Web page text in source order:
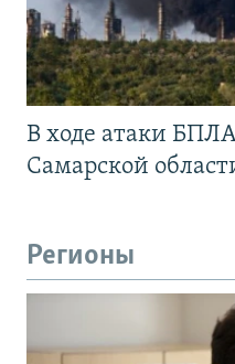
В ходе атаки
Самарской
Регионы